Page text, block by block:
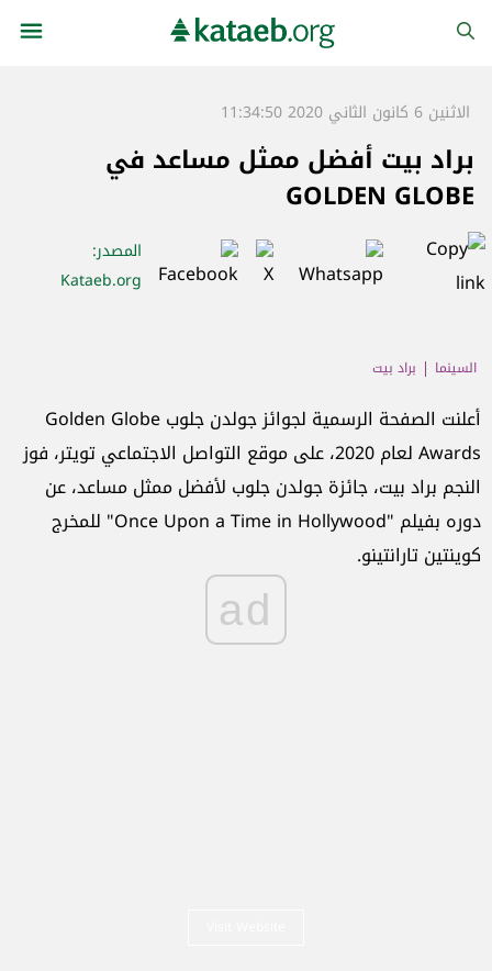
الاثنين 6 كانون الثاني 2020 11:34:50
براد بيت أفضل ممثل مساعد في
GOLDEN GLOBE
المصدر:
Kataeb.org
السينما براد بيت
أعلنت الصفحة الرسمية لجوائز جولدن جلوب Golden Globe
Awards لعام 2020، على موقع التواصل الاجتماعي تويتر، فوز
النجم براد بيت، جائزة جولدن جلوب لأفضل ممثل مساعد، عن
دوره بفيلم "Once Upon a Time in Hollywood" للمخرج
كوينتين تارانتينو.
ad